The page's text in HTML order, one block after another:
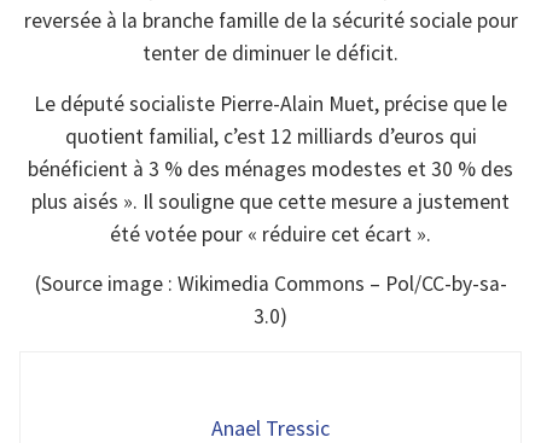
reversée à la branche famille de la sécurité sociale pour
tenter de diminuer le déficit.
Le député socialiste Pierre-Alain Muet, précise que le
quotient familial, c’est 12 milliards d’euros qui
bénéficient à 3 % des ménages modestes et 30 % des
plus aisés ». Il souligne que cette mesure a justement
été votée pour « réduire cet écart ».
(Source image : Wikimedia Commons – Pol/CC-by-sa-
3.0)
Anael Tressic